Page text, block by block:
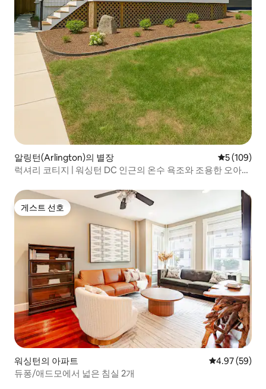
알링턴(Arlington)의 별장 평점 5점(5
5 (109)
럭셔리 코티지 | 워싱턴 DC 인근의 온수 욕조와 조용한 오아시
게스트 선호
게스트 선호
워싱턴의 아파트 평점 4.97점(5
4.97 (59)
듀퐁/애드모에서 넓은 침실 2개